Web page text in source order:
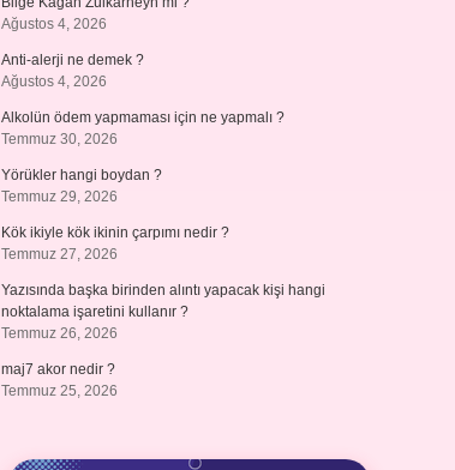
Ağustos 4, 2026
Anti-alerji ne demek ?
Ağustos 4, 2026
Alkolün ödem yapmaması için ne yapmalı ?
Temmuz 30, 2026
Yörükler hangi boydan ?
Temmuz 29, 2026
Kök ikiyle kök ikinin çarpımı nedir ?
Temmuz 27, 2026
Yazısında başka birinden alıntı yapacak kişi hangi
noktalama işaretini kullanır ?
Temmuz 26, 2026
maj7 akor nedir ?
Temmuz 25, 2026